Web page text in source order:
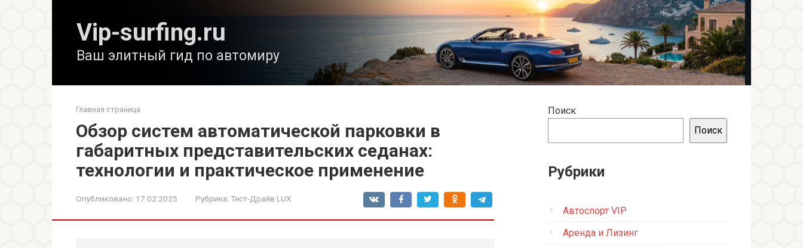
Vip-surfing.ru
Ваш элитный гид по автомиру
Главная страница
Обзор систем автоматической парковки в
габаритных представительских седанах:
технологии и практическое применение
Опубликовано: 17.02.2025 Рубрика: Тест-Драйв LUX
Поиск
Поиск
Рубрики
Автоспорт VIP
Аренда и Лизинг